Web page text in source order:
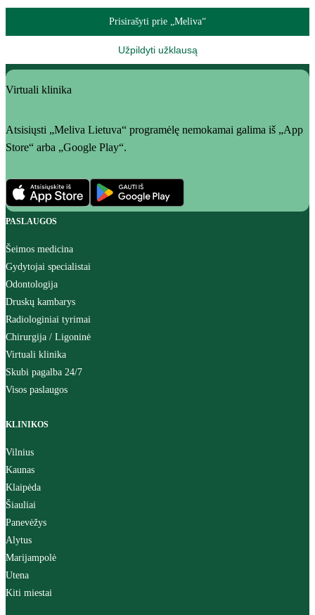
Prisirašyti prie „Meliva“
Užpildyti užklausą
Virtuali klinika
Atsisiųsti „Meliva Lietuva“ programėlę nemokamai galima iš „App
Store“ arba „Google Play“.
PASLAUGOS
Šeimos medicina
Gydytojai specialistai
Odontologija
Druskų kambarys
Radiologiniai tyrimai
Chirurgija / Ligoninė
Virtuali klinika
Skubi pagalba 24/7
Visos paslaugos
KLINIKOS
Vilnius
Kaunas
Klaipėda
Šiauliai
Panevėžys
Alytus
Marijampolė
Utena
Kiti miestai